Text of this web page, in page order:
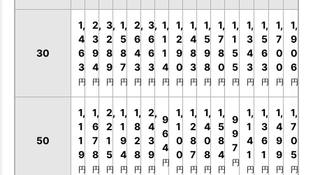
30
1,
4
6
3
円
2,
3
9
4
円
3,
2
8
9
円
1,
5
8
7
円
2,
6
4
3
円
3,
6
6
3
円
1,
1
1
4
円
1,
2
9
0
円
1,
4
8
3
円
1,
5
9
8
円
1,
7
8
0
円
1,
1
5
5
円
1,
3
4
3
円
1,
5
6
3
円
1,
7
0
0
円
1,
9
0
6
円
50
1,
1
1
9
円
1,
6
7
8
円
2,
2
1
5
円
1,
1
9
4
円
1,
8
2
8
円
2,
4
3
9
円
9
6
4
円
1,
1
0
0
円
1,
2
8
7
円
1,
4
0
8
円
1,
5
8
4
円
9
9
7
円
1,
1
4
1
円
1,
3
6
1
円
1,
4
9
9
円
1,
7
0
5
円